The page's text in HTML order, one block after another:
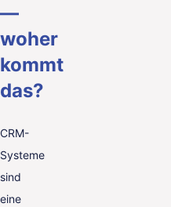
—
woher
kommt
das?
CRM-
Systeme
sind
eine